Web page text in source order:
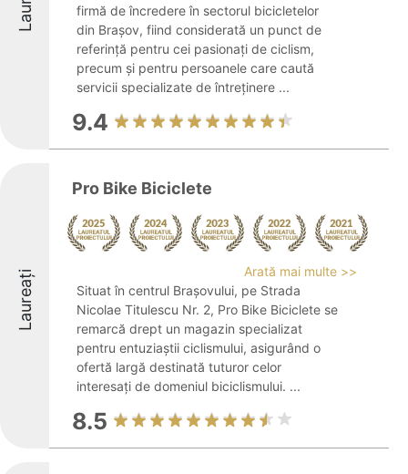
firmă de încredere în sectorul bicicletelor
din Brașov, fiind considerată un punct de
referință pentru cei pasionați de ciclism,
precum și pentru persoanele care caută
servicii specializate de întreținere ...
9.4
Laureați
Pro Bike Biciclete
Arată mai multe >>
Situat în centrul Brașovului, pe Strada
Nicolae Titulescu Nr. 2, Pro Bike Biciclete se
remarcă drept un magazin specializat
pentru entuziaștii ciclismului, asigurând o
ofertă largă destinată tuturor celor
interesați de domeniul biciclismului. ...
8.5